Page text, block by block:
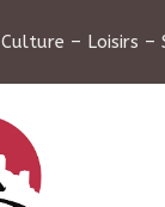
Culture – Loisirs –